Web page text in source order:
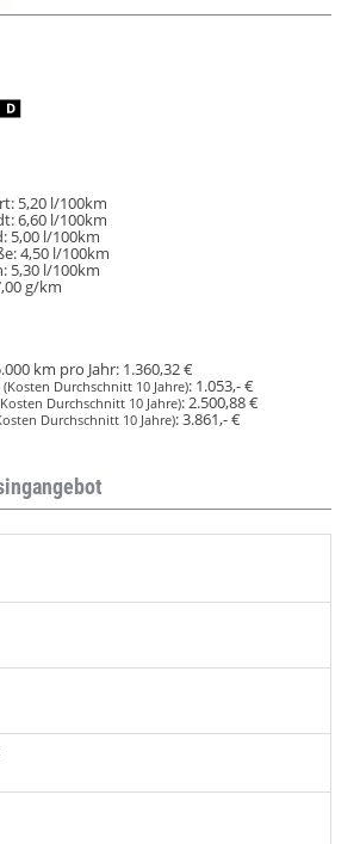
5,20 l/100km
6,60 l/100km
5,00 l/100km
4,50 l/100km
5,30 l/100km
g/km
km pro Jahr: 1.360,32 €
(Kosten Durchschnitt 10 Jahre): 1.053,- €
Durchschnitt 10 Jahre): 2.500,88 €
Durchschnitt 10 Jahre):3.861,- €